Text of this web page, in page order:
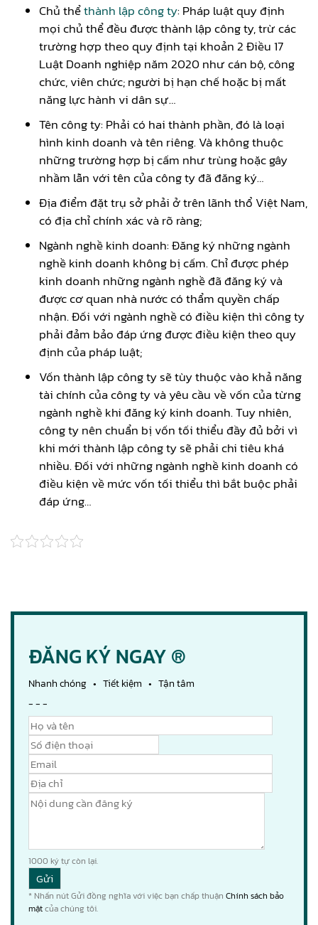
Chủ thểthành lập công ty: Pháp luật quy định
mọi chủ thể đều được thành lập công ty, trừ các
trường hợp theo quy định tại khoản 2 Điều 17
Luật Doanh nghiệp năm 2020 như cán bộ, công
chức, viên chức; người bị hạn chế hoặc bị mất
năng lực hành vi dân sự…
Tên công ty: Phải có hai thành phần, đó là loại
hình kinh doanh và tên riêng. Và không thuộc
những trường hợp bị cấm như trùng hoặc gây
nhầm lẫn với tên của công ty đã đăng ký…
Địa điểm đặt trụ sở phải ở trên lãnh thổ Việt Nam,
có địa chỉ chính xác và rõ ràng;
Ngành nghề kinh doanh: Đăng ký những ngành
nghề kinh doanh không bị cấm. Chỉ được phép
kinh doanh những ngành nghề đã đăng ký và
được cơ quan nhà nước có thẩm quyền chấp
nhận. Đối với ngành nghề có điều kiện thì công ty
phải đảm bảo đáp ứng được điều kiện theo quy
định của pháp luật;
Vốn thành lập công ty sẽ tùy thuộc vào khả năng
tài chính của công ty và yêu cầu về vốn của từng
ngành nghề khi đăng ký kinh doanh. Tuy nhiên,
công ty nên chuẩn bị vốn tối thiểu đầy đủ bởi vì
khi mới thành lập công ty sẽ phải chi tiêu khá
nhiều. Đối với những ngành nghề kinh doanh có
điều kiện về mức vốn tối thiểu thì bắt buộc phải
đáp ứng…
ĐĂNG KÝ NGAY ®
Nhanh chóng • Tiết kiệm • Tận tâm
- - -
1000 ký tự còn lại.
* Nhấn nút Gửi đồng nghĩa với việc bạn chấp thuận Chính sách bảo
mậtcủa chúng tôi.